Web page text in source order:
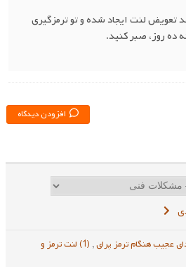
تعویض لنت ایجاد شده و تو ترمزگیری
ده روز، صبر کنید.
افزودن دیدگاه
,
(1) لنت ترمز و